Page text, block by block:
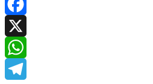
Facebook
X
WhatsApp